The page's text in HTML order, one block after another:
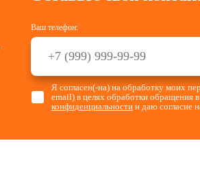
Ваш телефон:
Я согласен(-на) на обработку моих
email) в целях обработки обращения в
конфиденциальностии даю согласие